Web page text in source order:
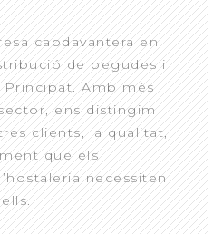
capdavantera en
de begudes i
Amb més
ens distingim
clients, la qualitat,
que els
necessiten